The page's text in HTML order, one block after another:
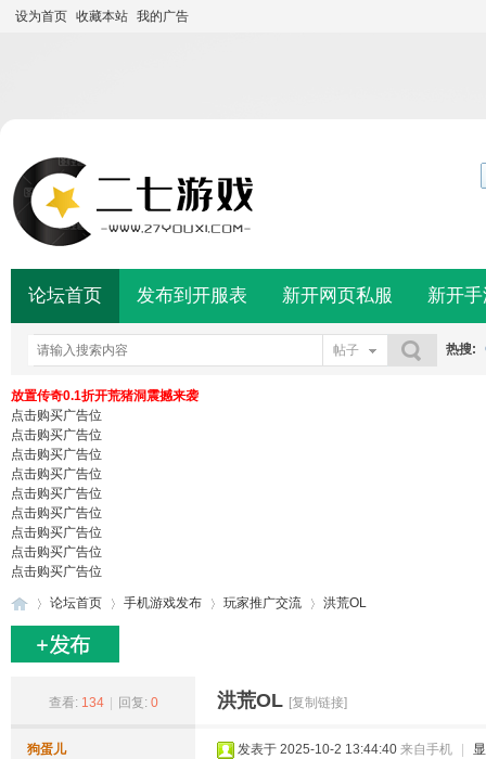
设为首页 收藏本站 我的广告
论坛首页 发布到开服表 新开网页私服 新开
帖子 热搜:
放置传奇0.1折开荒猪洞震撼来袭
点击购买广告位
点击购买广告位
点击购买广告位
点击购买广告位
点击购买广告位
点击购买广告位
点击购买广告位
点击购买广告位
点击购买广告位
论坛首页
›
手机游戏发布 玩家推广交流
›
洪荒OL
查看: 134 回复: 0 洪荒OL [复制链接]
狗蛋儿 发表于 2025-10-2 13:44:40 来自手机